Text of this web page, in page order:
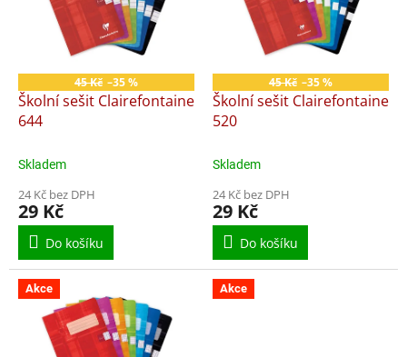
o
d
45 Kč –35 %
Školní sešit Clairefontaine
644
Skladem
24 Kč bez DPH
29 Kč
Do košíku
45 Kč –35 %
Školní sešit Clairefontaine
520
Skladem
24 Kč bez DPH
29 Kč
Do košíku
Akce Akce